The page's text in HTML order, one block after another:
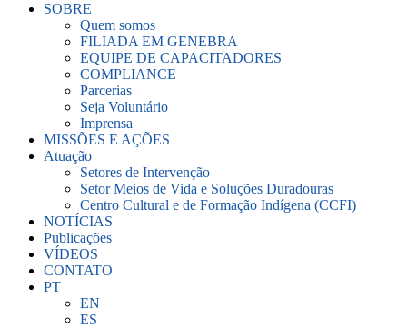
SOBRE
Quem somos
FILIADA EM GENEBRA
EQUIPE DE CAPACITADORES
COMPLIANCE
Parcerias
Seja Voluntário
Imprensa
MISSÕES E AÇÕES
Atuação
Setores de Intervenção
Setor Meios de Vida e Soluções Duradouras
Centro Cultural e de Formação Indígena (CCFI)
NOTÍCIAS
Publicações
VÍDEOS
CONTATO
PT
EN
ES